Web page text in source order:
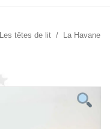
Les têtes de lit / La Havane